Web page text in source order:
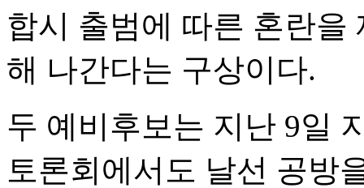
합시 출범에 따른 혼란을
해 나간다는 구상이다.
두 예비후보는 지난 9일
토론회에서도 날선 공방